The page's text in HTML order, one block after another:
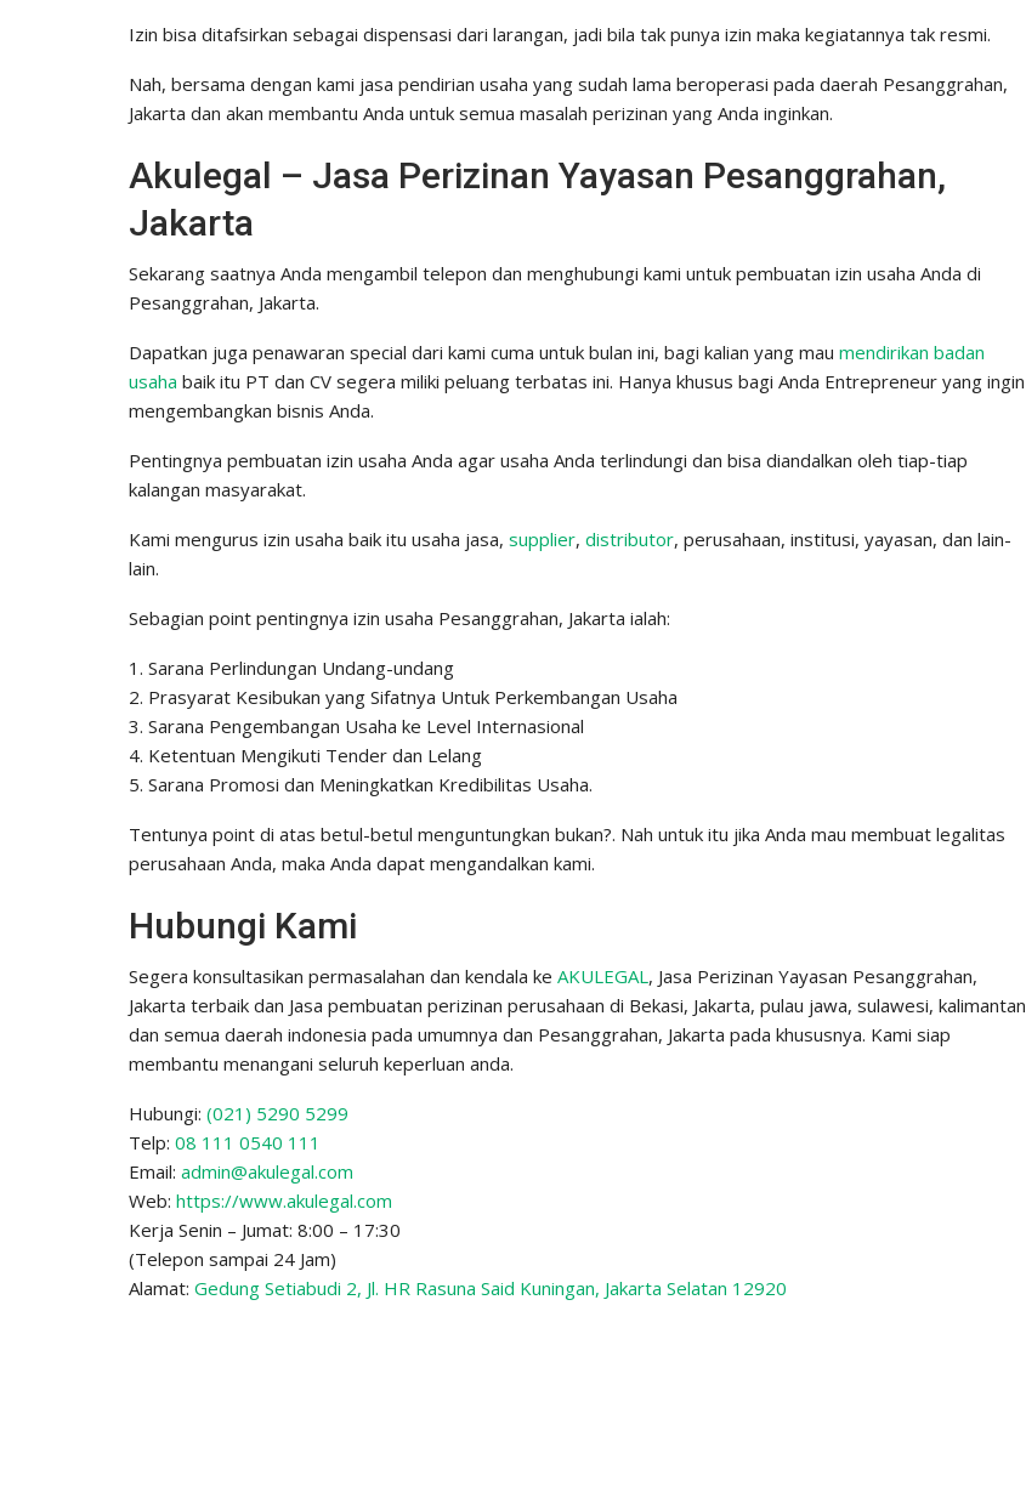
Izin bisa ditafsirkan sebagai dispensasi dari larangan, jadi bila tak punya izin maka kegiatannya tak resmi.
Nah, bersama dengan kami jasa pendirian usaha yang sudah lama beroperasi pada daerah Pesanggrahan,
Jakarta dan akan membantu Anda untuk semua masalah perizinan yang Anda inginkan.
Akulegal – Jasa Perizinan Yayasan Pesanggrahan,
Jakarta
Sekarang saatnya Anda mengambil telepon dan menghubungi kami untuk pembuatan izin usaha Anda di
Pesanggrahan, Jakarta.
Dapatkan juga penawaran special dari kami cuma untuk bulan ini, bagi kalian yang mau mendirikan badan
usaha baik itu PT dan CV segera miliki peluang terbatas ini. Hanya khusus bagi Anda Entrepreneur yang ingin
mengembangkan bisnis Anda.
Pentingnya pembuatan izin usaha Anda agar usaha Anda terlindungi dan bisa diandalkan oleh tiap-tiap
kalangan masyarakat.
Kami mengurus izin usaha baik itu usaha jasa, supplier, distributor, perusahaan, institusi, yayasan, dan lain-
lain.
Sebagian point pentingnya izin usaha Pesanggrahan, Jakarta ialah:
1. Sarana Perlindungan Undang-undang
2. Prasyarat Kesibukan yang Sifatnya Untuk Perkembangan Usaha
3. Sarana Pengembangan Usaha ke Level Internasional
4. Ketentuan Mengikuti Tender dan Lelang
5. Sarana Promosi dan Meningkatkan Kredibilitas Usaha.
Tentunya point di atas betul-betul menguntungkan bukan?. Nah untuk itu jika Anda mau membuat legalitas
perusahaan Anda, maka Anda dapat mengandalkan kami.
Hubungi Kami
Segera konsultasikan permasalahan dan kendala ke AKULEGAL, Jasa Perizinan Yayasan Pesanggrahan,
Jakarta terbaik dan Jasa pembuatan perizinan perusahaan di Bekasi, Jakarta, pulau jawa, sulawesi, kalimantan
dan semua daerah indonesia pada umumnya dan Pesanggrahan, Jakarta pada khususnya. Kami siap
membantu menangani seluruh keperluan anda.
Hubungi: (021) 5290 5299
Telp: 08 111 0540 111
Email: admin@akulegal.com
Web: https://www.akulegal.com
Kerja Senin – Jumat: 8:00 – 17:30
(Telepon sampai 24 Jam)
Alamat: Gedung Setiabudi 2, Jl. HR Rasuna Said Kuningan, Jakarta Selatan 12920